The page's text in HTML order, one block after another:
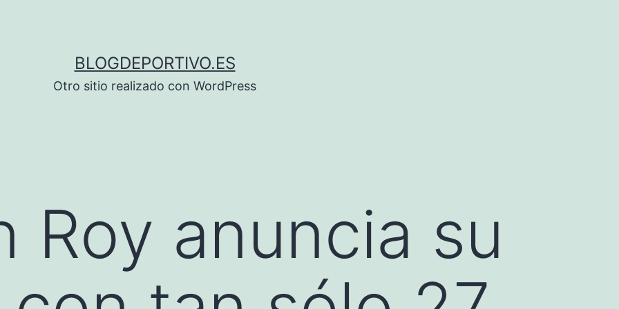
BLOGDEPORTIVO.ES
Otro sitio realizado con WordPress
Roy anuncia su